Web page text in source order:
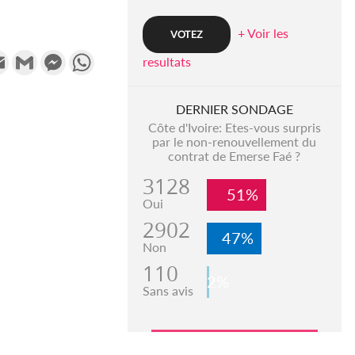
Email Gmail MessengerWhatsApp
+ Voir les
resultats
DERNIER SONDAGE
Côte d'Ivoire: Etes-vous surpris
par le non-renouvellement du
contrat de Emerse Faé ?
3128
Oui 51%
2902
Non 47%
110
Sans avis 2%